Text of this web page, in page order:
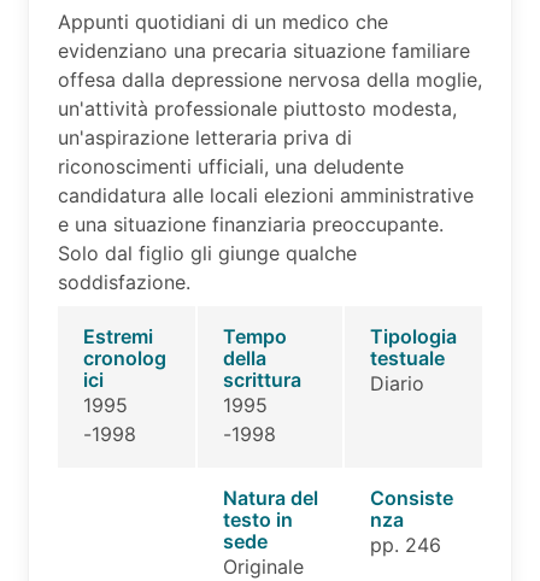
Appunti quotidiani di un medico che
evidenziano una precaria situazione familiare
offesa dalla depressione nervosa della moglie,
un'attività professionale piuttosto modesta,
un'aspirazione letteraria priva di
riconoscimenti ufficiali, una deludente
candidatura alle locali elezioni amministrative
e una situazione finanziaria preoccupante.
Solo dal figlio gli giunge qualche
soddisfazione.
Estremi
cronolog
ici
1995
-1998
Tempo
della
scrittura
1995
-1998
Tipologia
testuale
Diario
Natura del
testo in
sede
Originale
Consiste
nza
pp. 246